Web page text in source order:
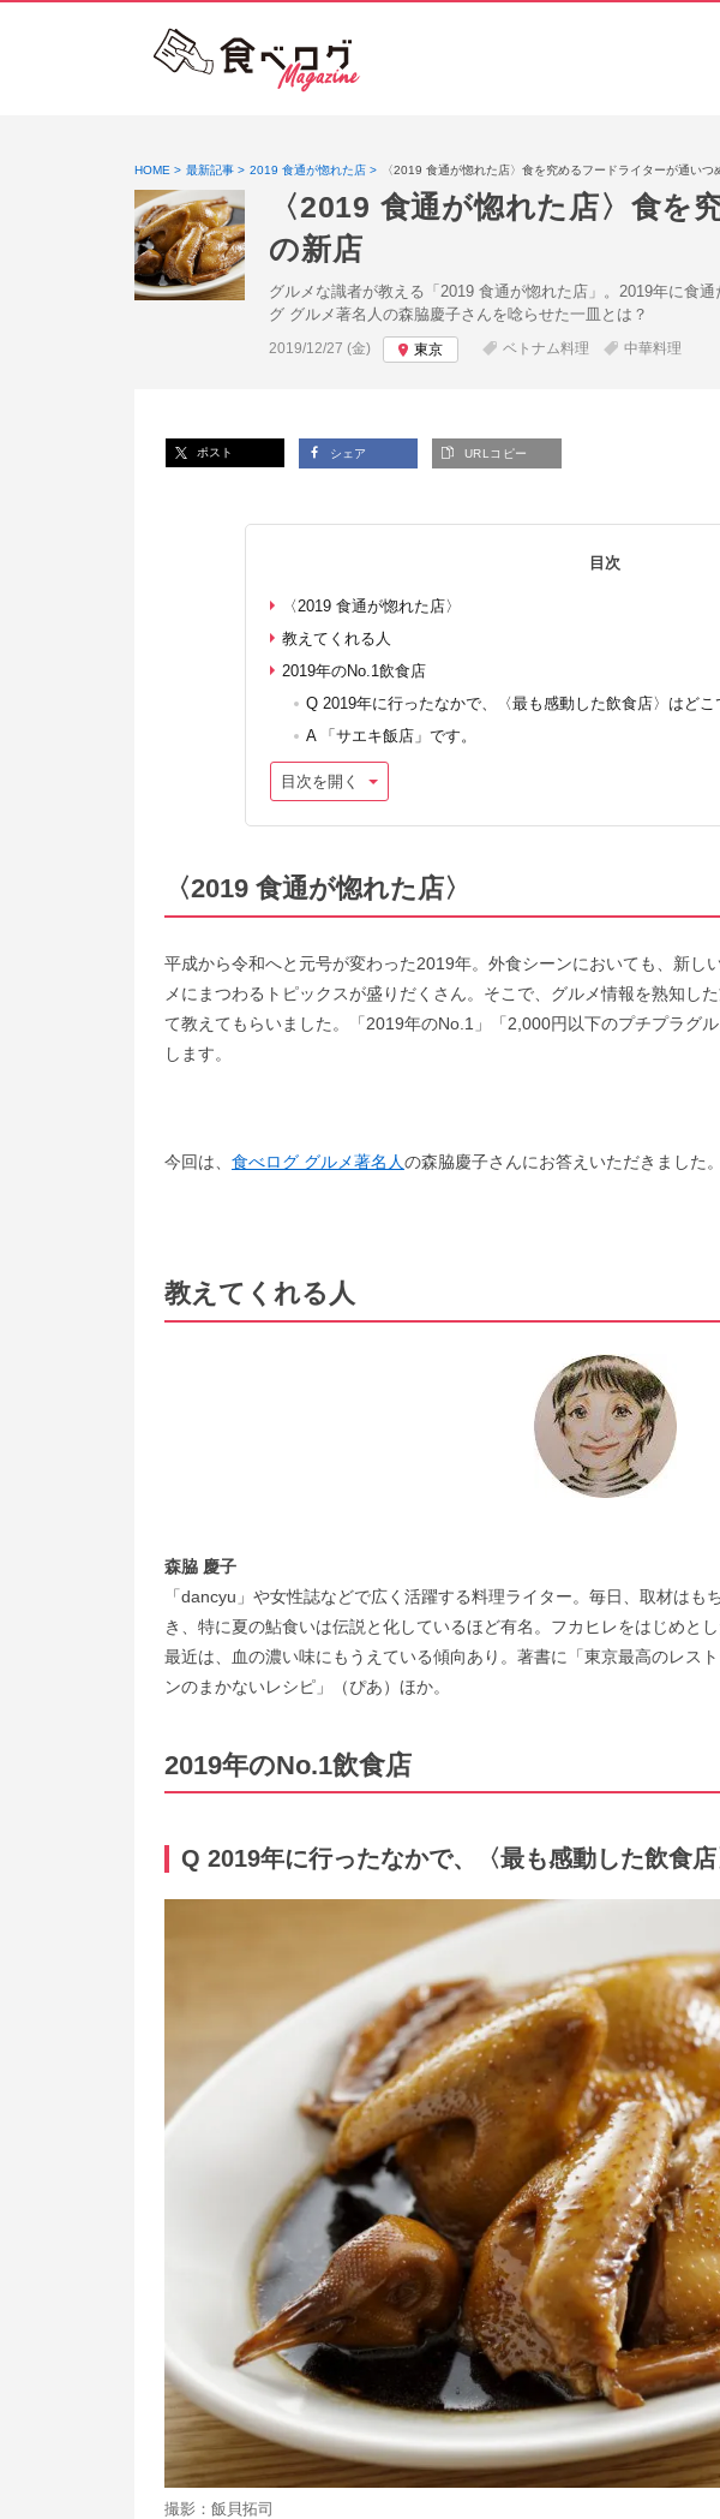
HOME 最新記事 2019 食通が惚れた店 〈2019 食通が惚れた店〉食を究めるフードライターが通い
〈2019 食通が惚れた店〉食
の新店
グルメな識者が教える「2019 食通が惚れた店」。2019年に食
グ グルメ著名人の森脇慶子さんを唸らせた一皿とは？
投稿日:
2019/12/27 (金) 東京 ベトナム料理 中華料理
ポスト シェア URLコピー
目次
〈2019 食通が惚れた店〉
教えてくれる人
2019年のNo.1飲食店
Q 2019年に行ったなかで、〈最も感動した飲食店〉はどこ
A 「サエキ飯店」です。
目次を開く
〈2019 食通が惚れた店〉
平成から令和へと元号が変わった2019年。外食シーンにおいても、新し
メにまつわるトピックスが盛りだくさん。そこで、グルメ情報を熟知し
て教えてもらいました。「2019年のNo.1」「2,000円以下のプチプラグ
します。
今回は、 食べログ グルメ著名人の森脇慶子さんにお答えいただきました。
教えてくれる人
森脇 慶子
「dancyu」や女性誌などで広く活躍する料理ライター。毎日、取材は
き、特に夏の鮎食いは伝説と化しているほど有名。フカヒレをはじめと
最近は、血の濃い味にもうえている傾向あり。著書に「東京最高のレス
ンのまかないレシピ」（ぴあ）ほか。
2019年のNo.1飲食店
Q 2019年に行ったなかで、〈最も感動した飲食
撮影：飯貝拓司